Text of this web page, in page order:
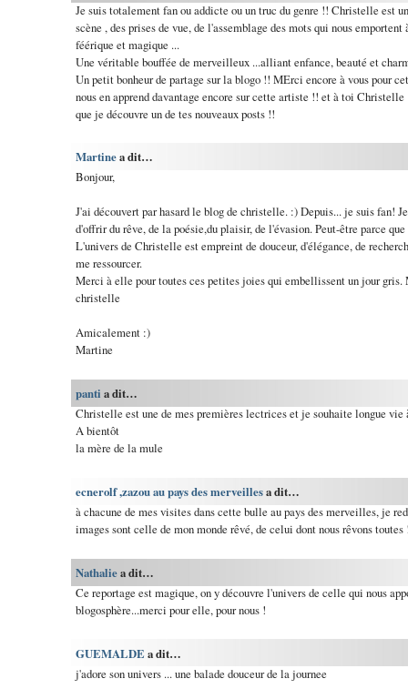
Je suis totalement fan ou addicte ou un truc du genre !! Christelle est
scène , des prises de vue, de l'assemblage des mots qui nous
féérique et magique ...
Une véritable bouffée de merveilleux ...alliant enfance, beauté et
Un petit bonheur de partage sur la blogo !! MErci encore à vous pour
nous en apprend davantage encore sur cette artiste !! et à toi
que je découvre un de tes nouveaux posts !!
Martinea dit…
Bonjour,
J'ai découvert par hasard le blog de christelle. :) Depuis... je suis fan!
d'offrir du rêve, de la poésie,du plaisir, de l'évasion. Peut-être parce
L'univers de Christelle est empreint de douceur, d'élégance, de
me ressourcer.
Merci à elle pour toutes ces petites joies qui embellissent un jour gris.
christelle
Amicalement :)
Martine
panti a dit…
Christelle est une de mes premières lectrices et je souhaite longue vie
A bientôt
la mère de la mule
ecnerolf ,zazou au pays des merveillesa dit…
à chacune de mes visites dans cette bulle au pays des merveilles, je
images sont celle de mon monde rêvé, de celui dont nous rêvons toutes
Nathaliea dit…
Ce reportage est magique, on y découvre l'univers de celle qui nous
blogosphère...merci pour elle, pour nous !
GUEMALDE a dit…
j'adore son univers ... une balade douceur de la journee